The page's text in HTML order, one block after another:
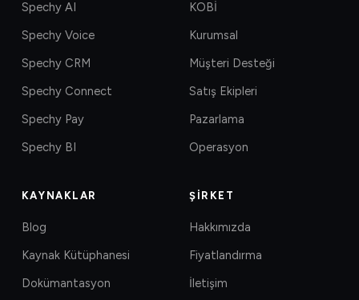
Spechy AI
Spechy Voice
Spechy CRM
Spechy Connect
Spechy Pay
Spechy BI
KOBİ
Kurumsal
Müşteri Desteği
Satış Ekipleri
Pazarlama
Operasyon
KAYNAKLAR
Blog
Kaynak Kütüphanesi
Dokümantasyon
ŞIRKET
Hakkımızda
Fiyatlandırma
İletişim